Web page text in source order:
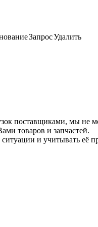
ЗапросУдалить
поставщиками, мы не
товаров и запчастей.
и учитывать её